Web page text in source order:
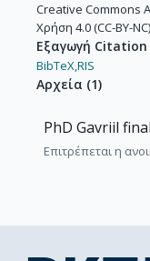
Creative Commons
Χρήση 4.0 (CC-BY-NC)
Εξαγωγή Citation
BibTeX,RIS
Αρχεία (1)
PhD Gavriil
Επιτρέπεται η